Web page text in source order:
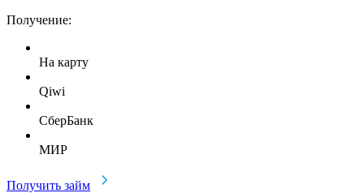
Получение:
На карту
Qiwi
СберБанк
МИР
Получить займ